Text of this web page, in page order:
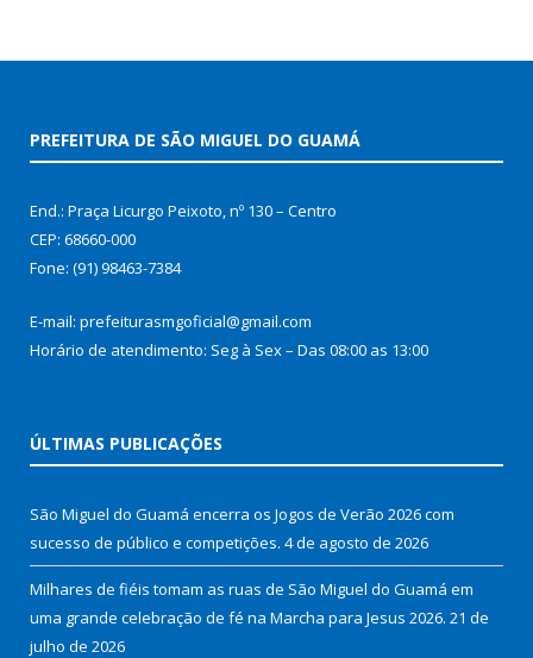
PREFEITURA DE SÃO MIGUEL DO GUAMÁ
End.: Praça Licurgo Peixoto, nº 130 – Centro
CEP: 68660-000
Fone: (91) 98463-7384
E-mail: prefeiturasmgoficial@gmail.com
Horário de atendimento: Seg à Sex – Das 08:00 as 13:00
ÚLTIMAS PUBLICAÇÕES
São Miguel do Guamá encerra os Jogos de Verão 2026 com
sucesso de público e competições. 4 de agosto de 2026
Milhares de fiéis tomam as ruas de São Miguel do Guamá em
uma grande celebração de fé na Marcha para Jesus 2026. 21 de
julho de 2026